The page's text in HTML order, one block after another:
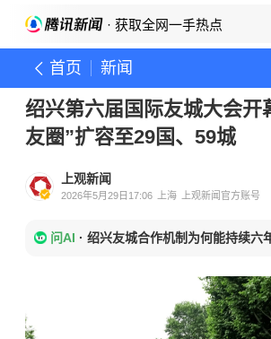
· 获取全网一手热点
首页 新闻
绍兴第六届国际友城大会开
友圈”扩容至29国、59城
上观新闻
2026年5月29日17:06 上海 上观新闻官方账号
问AI · 绍兴友城合作机制为何能持续六